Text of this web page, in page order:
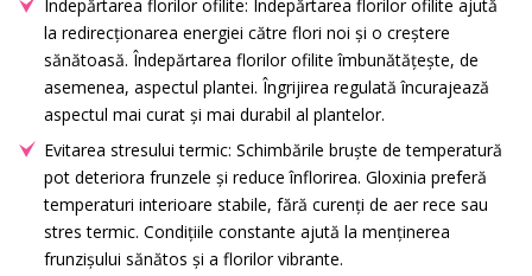
Îndepărtarea florilor ofilite: Îndepărtarea florilor ofilite ajută
la redirecționarea energiei către flori noi și o creștere
sănătoasă. Îndepărtarea florilor ofilite îmbunătățește, de
asemenea, aspectul plantei. Îngrijirea regulată încurajează
aspectul mai curat și mai durabil al plantelor.
Evitarea stresului termic: Schimbările bruște de temperatură
pot deteriora frunzele și reduce înflorirea. Gloxinia preferă
temperaturi interioare stabile, fără curenți de aer rece sau
stres termic. Condițiile constante ajută la menținerea
frunzișului sănătos și a florilor vibrante.